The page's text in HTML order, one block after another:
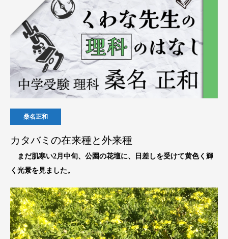
桑名正和
カタバミの在来種と外来種
まだ肌寒い2月中旬、公園の花壇に、日差しを受けて黄色く輝
く光景を見ました。